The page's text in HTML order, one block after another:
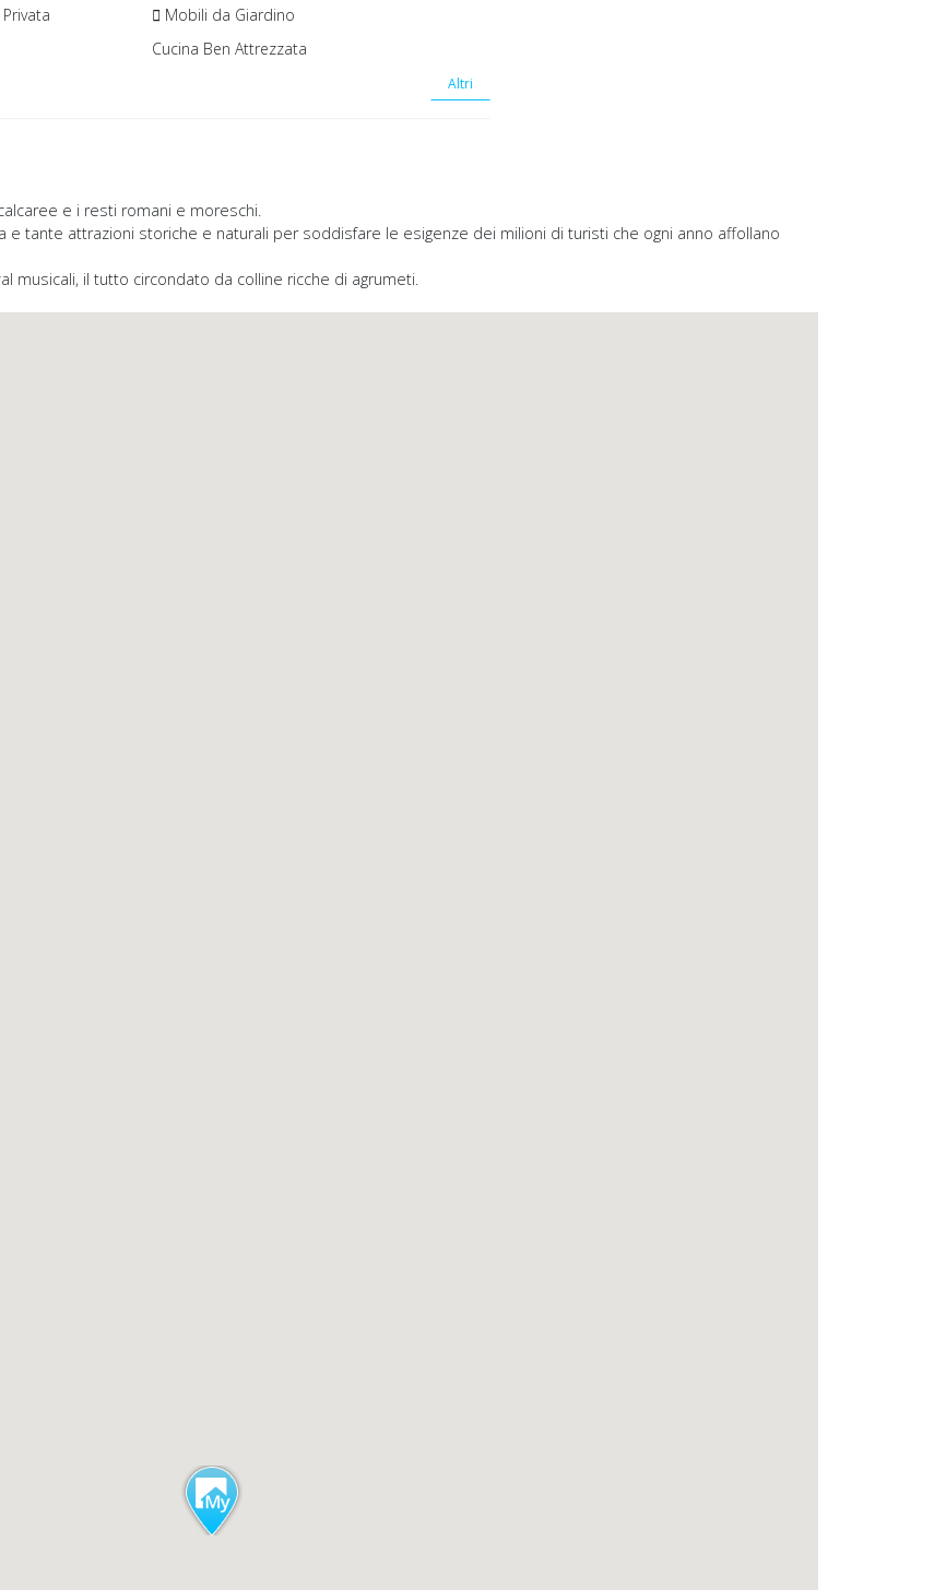
Mobili da Giardino
Cucina Ben Attrezzata
Altri
e i resti romani e moreschi.
e tante attrazioni storiche e naturali per soddisfare le esigenze dei milioni di turisti che ogni anno affollano
musicali, il tutto circondato da colline ricche di agrumeti.